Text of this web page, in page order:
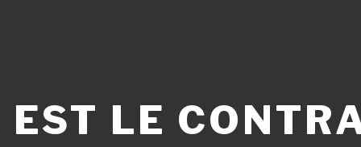
EST LE